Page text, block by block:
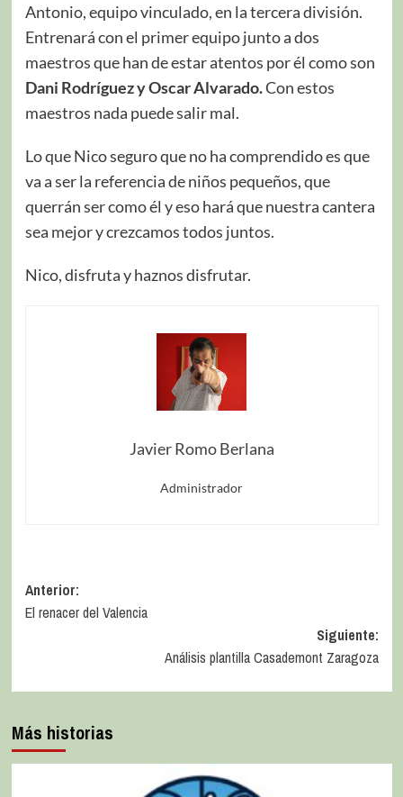
Antonio, equipo vinculado, en la tercera división.
Entrenará con el primer equipo junto a dos
maestros que han de estar atentos por él como son
Dani Rodríguez y Oscar Alvarado.Con estos
maestros nada puede salir mal.
Lo que Nico seguro que no ha comprendido es que
va a ser la referencia de niños pequeños, que
querrán ser como él y eso hará que nuestra cantera
sea mejor y crezcamos todos juntos.
Nico, disfruta y haznos disfrutar.
Javier Romo Berlana
Administrador
Anterior:
El renacer del Valencia
Siguiente:
Análisis plantilla Casademont Zaragoza
Más historias